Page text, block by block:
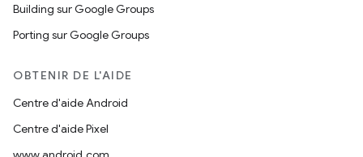
Building sur Google Groups
Porting sur Google Groups
OBTENIR DE L'AIDE
Centre d'aide Android
Centre d'aide Pixel